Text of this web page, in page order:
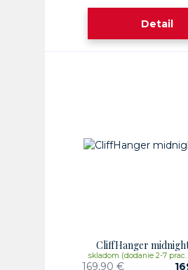
Detail
CliffHanger
169,90 €
skladom (dodanie 2-7 prac.